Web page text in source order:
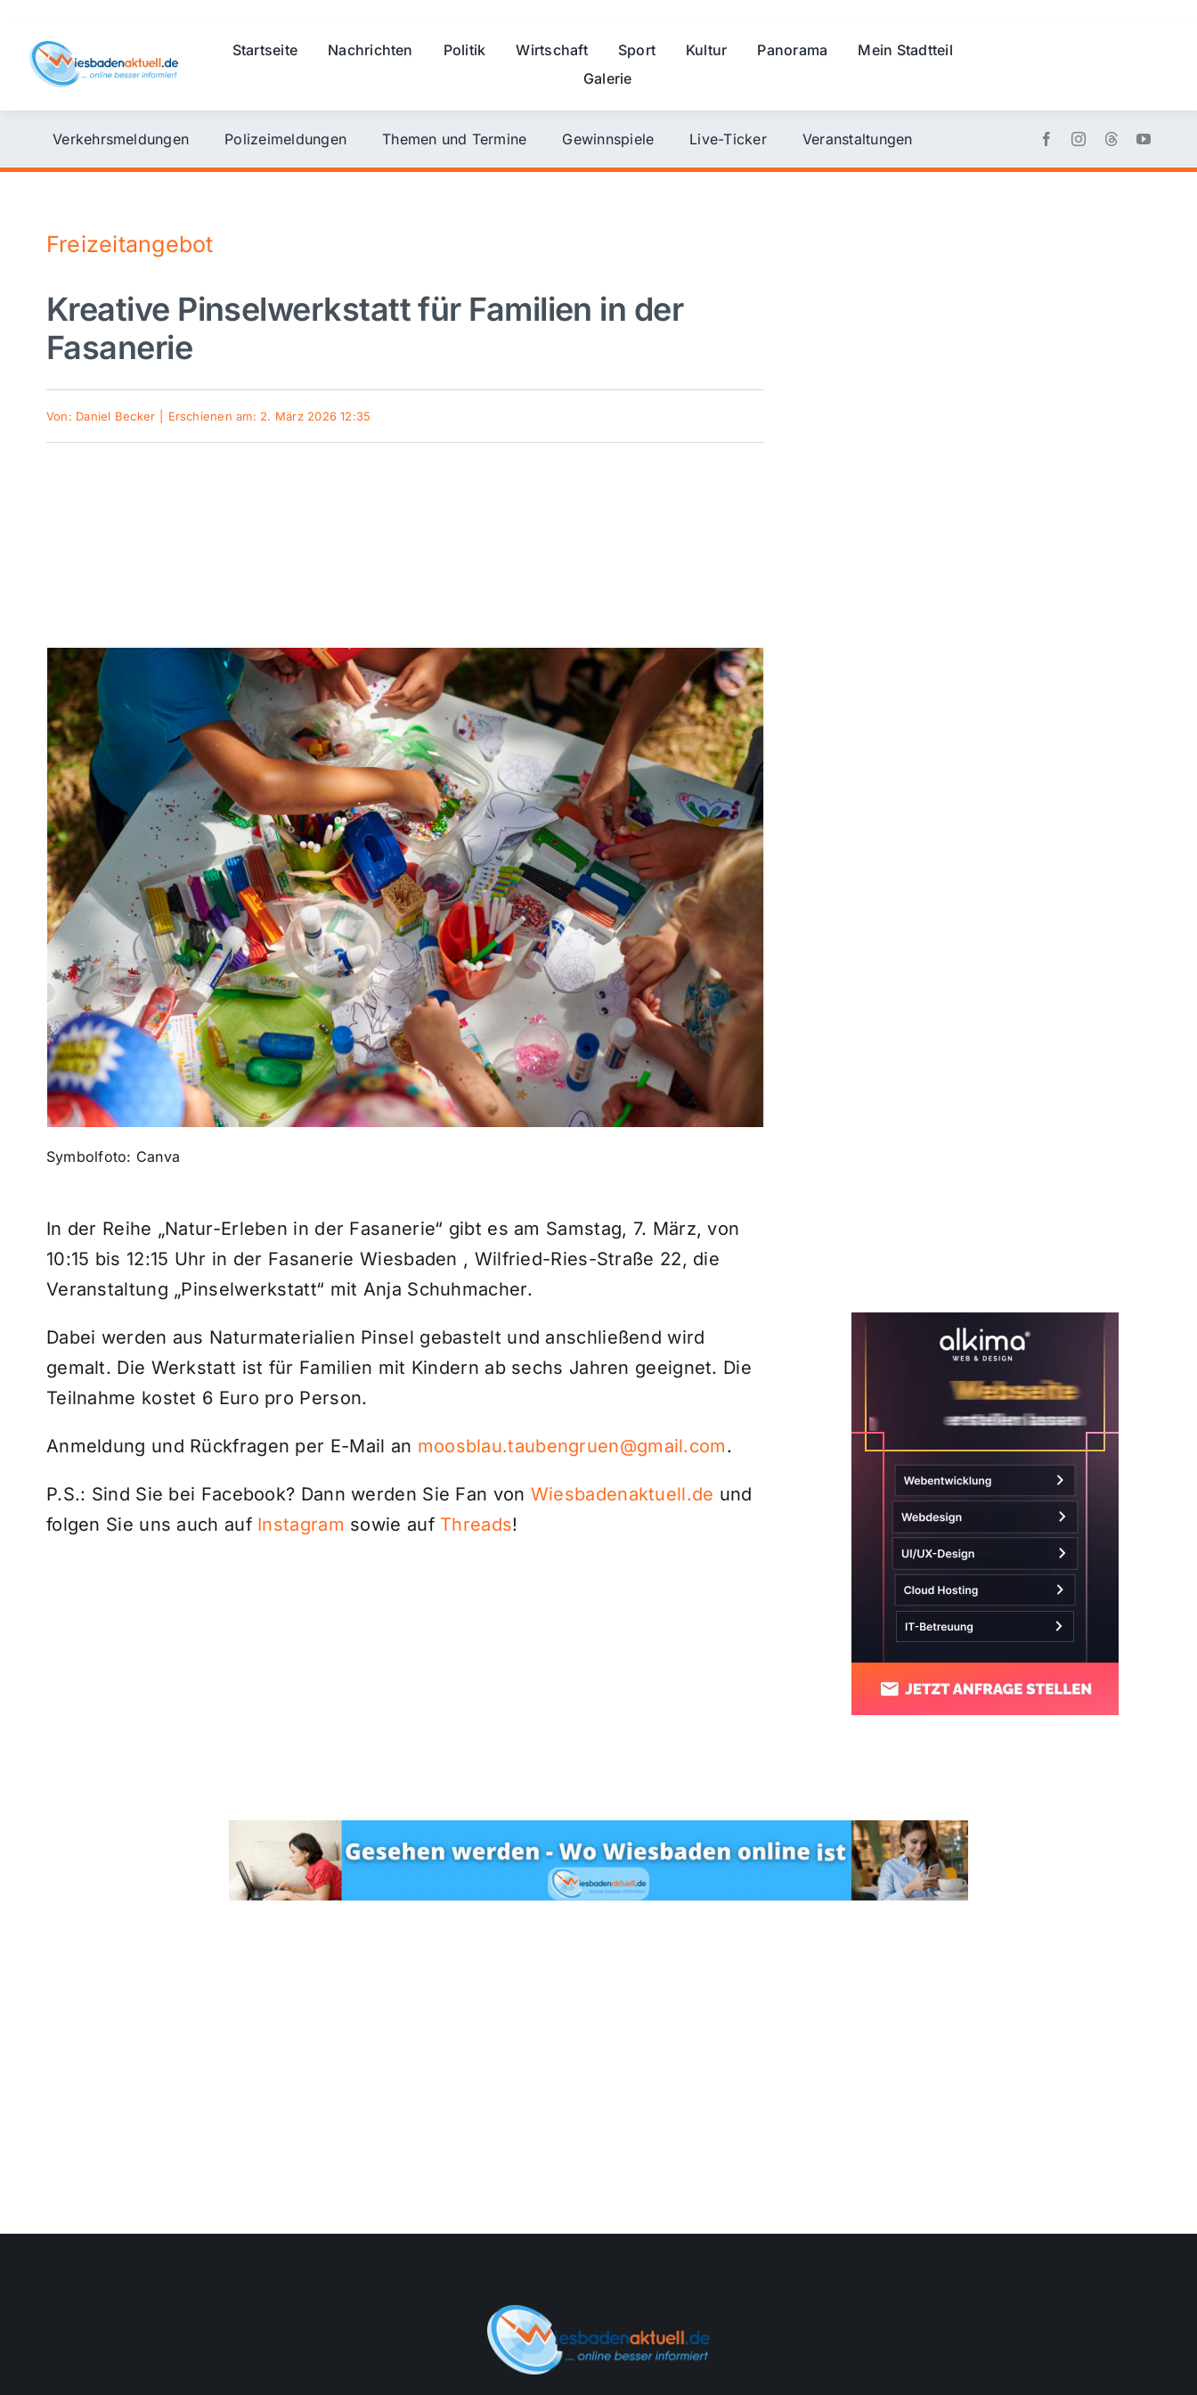
content
Startseite Nachrichten Politik Wirtschaft Sport Kultur Panorama
Mein Stadtteil
Galerie
Verkehrsmeldungen Polizeimeldungen Themen und Termine Gewinnspiele Live-Ticker Veranstaltungen
Freizeitangebot
Kreative Pinselwerkstatt für Familien in der
Fasanerie
Von: Daniel Becker Erschienen am: 2. März 2026 12:35
Symbolfoto: Canva
In der Reihe „Natur-Erleben in der Fasanerie“ gibt es am Samstag, 7. März, von
10:15 bis 12:15 Uhr in der Fasanerie Wiesbaden , Wilfried-Ries-Straße 22, die
Veranstaltung „Pinselwerkstatt“ mit Anja Schuhmacher.
Dabei werden aus Naturmaterialien Pinsel gebastelt und anschließend wird
gemalt. Die Werkstatt ist für Familien mit Kindern ab sechs Jahren geeignet. Die
Teilnahme kostet 6 Euro pro Person.
Anmeldung und Rückfragen per E-Mail an moosblau.taubengruen@gmail.com.
P.S.: Sind Sie bei Facebook? Dann werden Sie Fan von Wiesbadenaktuell.de und
folgen Sie uns auch auf Instagram sowie auf Threads!